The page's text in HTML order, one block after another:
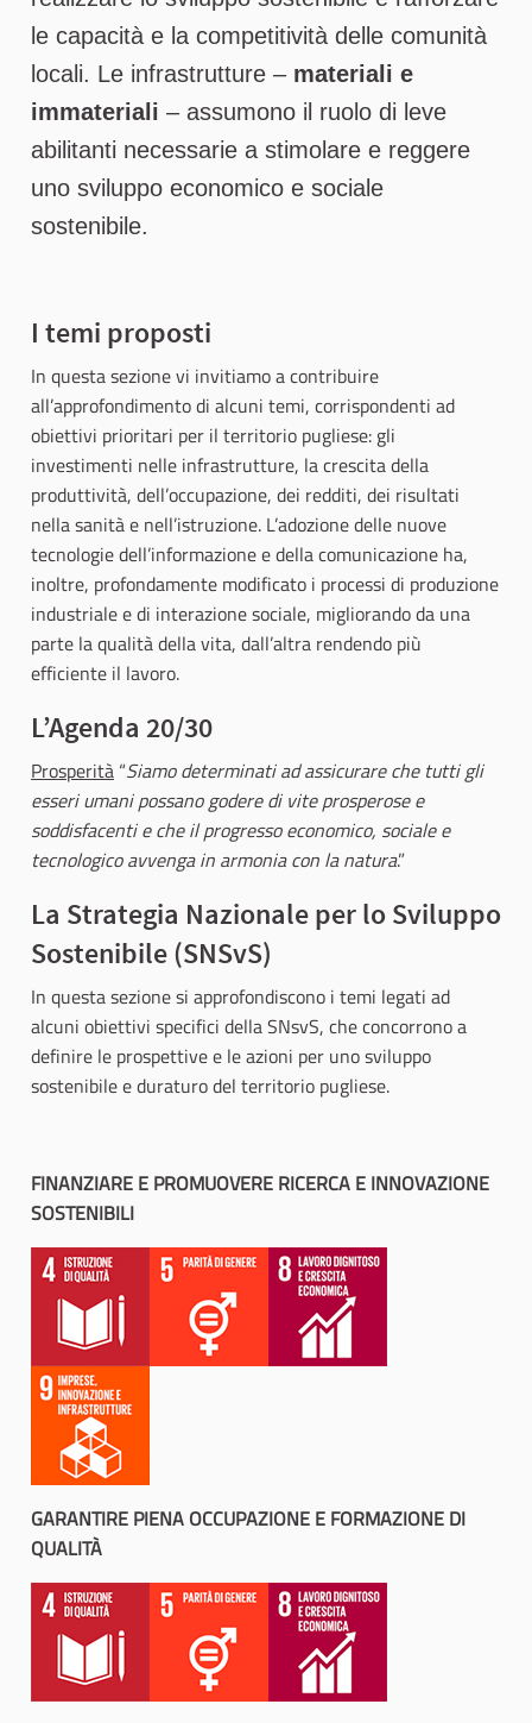
le capacità e la competitività delle comunità
locali. Le infrastrutture – materiali e
immateriali – assumono il ruolo di leve
abilitanti necessarie a stimolare e reggere
uno sviluppo economico e sociale
sostenibile.
I temi proposti
In questa sezione vi invitiamo a contribuire
all’approfondimento di alcuni temi, corrispondenti ad
obiettivi prioritari per il territorio pugliese: gli
investimenti nelle infrastrutture, la crescita della
produttività, dell’occupazione, dei redditi, dei risultati
nella sanità e nell’istruzione. L’adozione delle nuove
tecnologie dell’informazione e della comunicazione ha,
inoltre, profondamente modificato i processi di produzione
industriale e di interazione sociale, migliorando da una
parte la qualità della vita, dall’altra rendendo più
efficiente il lavoro.
L’Agenda 20/30
Prosperità “Siamo determinati ad assicurare che tutti gli
esseri umani possano godere di vite prosperose e
soddisfacenti e che il progresso economico, sociale e
tecnologico avvenga in armonia con la natura.”
La Strategia Nazionale per lo Sviluppo
Sostenibile (SNSvS)
In questa sezione si approfondiscono i temi legati ad
alcuni obiettivi specifici della SNsvS, che concorrono a
definire le prospettive e le azioni per uno sviluppo
sostenibile e duraturo del territorio pugliese.
FINANZIARE E PROMUOVERE RICERCA E INNOVAZIONE
SOSTENIBILI
GARANTIRE PIENA OCCUPAZIONE E FORMAZIONE DI
QUALITÀ